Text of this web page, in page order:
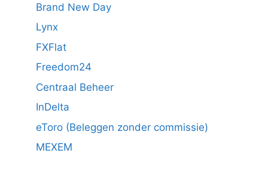
Brand New Day
Lynx
FXFlat
Freedom24
Centraal Beheer
InDelta
eToro (Beleggen zonder commissie)
MEXEM